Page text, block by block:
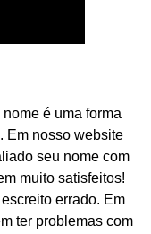
é uma forma
Em nosso website
seu nome com
muito satisfeitos!
errado. Em
ter problemas com